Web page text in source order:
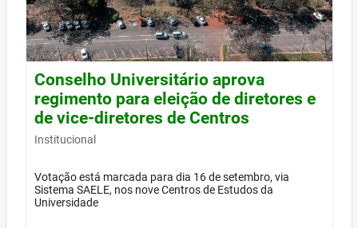
Conselho Universitário aprova
regimento para eleição de diretores e
de vice-diretores de Centros
Institucional
Votação está marcada para dia 16 de setembro, via
Sistema SAELE, nos nove Centros de Estudos da
Universidade